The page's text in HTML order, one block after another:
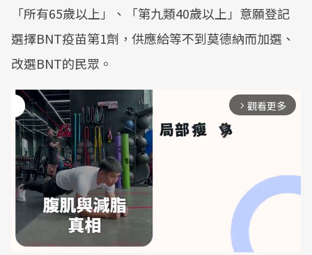
「所有65歲以上」、「第九類40歲以上」意願登記
選擇BNT疫苗第1劑，供應給等不到莫德納而加選、
改選BNT的民眾。
arrow_forward_ios 觀看更多